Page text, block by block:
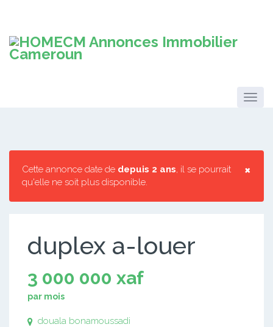
×
Cette annonce date de depuis 2 ans, il se pourrait
qu'elle ne soit plus disponible.
duplex a-louer
3 000 000 xaf
par mois
douala bonamoussadi